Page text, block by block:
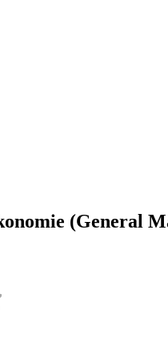
(General